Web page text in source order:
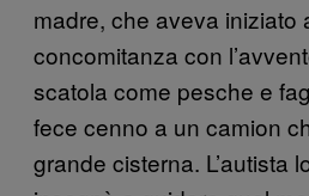
madre, che aveva iniziato
concomitanza con
scatola come pesche e
fece cenno a un camion
grande cisterna. L’autista